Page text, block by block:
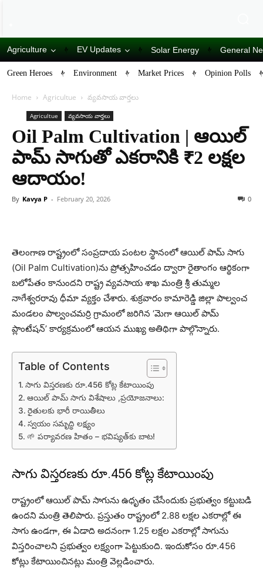
Agriculture EV Updates Solar Energy General
Green Heroes Environment Market Prices Opinion Polls
Home Agricultue వ్యవసాయ వార్తలు
Agricultue వ్యవసాయ వార్తలు
Oil Palm Cultivation | ఆయిల్
పామ్ సాగుతో ఎకరానికి ₹2 లక్షల
ఆదాయం!
By Kavya P - February 20, 2026 0
తెలంగాణ రాష్ట్రంలో సంప్రదాయ పంటల స్థానంలో ఆయిల్ పామ్ సాగు
(Oil Palm Cultivation)ను ప్రోత్సహించడం ద్వారా రైతాంగం ఆర్థికంగా
బలోపేతం కానుందని రాష్ట్ర వ్యవసాయ శాఖ మంత్రి శ్రీ తుమ్మల
నాగేశ్వరరావు ధీమా వ్యక్తం చేశారు. శుక్రవారం కామారెడ్డి జిల్లా పాల్వంచ
మండలం పాల్వంచమర్రి గ్రామంలో జరిగిన ‘మెగా ఆయిల్ పామ్
ప్లాంటేషన్’ కార్యక్రమంలో ఆయన ముఖ్య అతిథిగా పాల్గొన్నారు.
Table of Contents
సాగు విస్తరణకు రూ.456 కోట్ల కేటాయింపు
ఆయిల్ పామ్ సాగు విశేషాలు ,ప్రయోజనాలు:
రైతులకు భారీ రాయితీలు
స్వయం సమృద్ధి లక్ష్యం
🌱 పర్యావరణ హితం – భవిష్యత్‌కు బాట!
సాగు విస్తరణకు రూ.456 కోట్ల కేటాయింపు
రాష్ట్రంలో ఆయిల్ పామ్ సాగును ఉధృతం చేసేందుకు ప్రభుత్వం కట్టుబడి
ఉందని మంత్రి తెలిపారు. ప్రస్తుతం రాష్ట్రంలో 2.88 లక్షల ఎకరాల్లో ఈ
సాగు ఉండగా, ఈ ఏడాది అదనంగా 1.25 లక్షల ఎకరాల్లో సాగును
విస్తరించాలని ప్రభుత్వం లక్ష్యంగా పెట్టుకుంది. ఇందుకోసం రూ.456
కోట్లు కేటాయించినట్లు మంత్రి వెల్లడించారు.